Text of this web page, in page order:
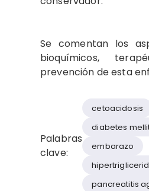
Se comentan los
bioquímicos,
prevención de esta
Palabras
clave:
cetoacidosis
diabetes
embarazo
pancreatitis